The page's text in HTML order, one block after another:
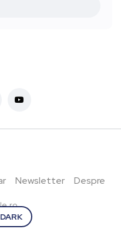
DARK
Newsletter Despre